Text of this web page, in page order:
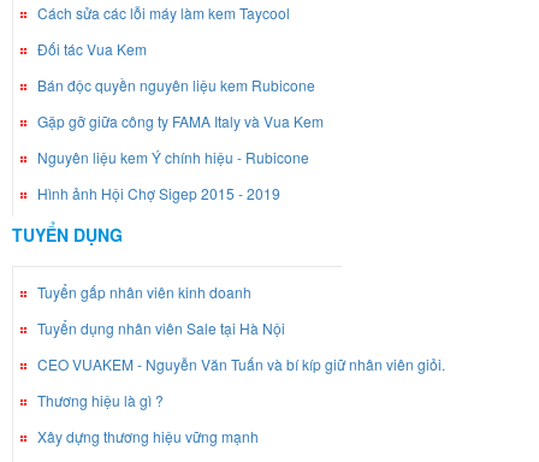
Cách sửa các lỗi máy làm kem Taycool
Đối tác Vua Kem
Bán độc quyền nguyên liệu kem Rubicone
Gặp gỡ giữa công ty FAMA Italy và Vua Kem
Nguyên liệu kem Ý chính hiệu - Rubicone
Hình ảnh Hội Chợ Sigep 2015 - 2019
TUYỂN DỤNG
Tuyển gấp nhân viên kinh doanh
Tuyển dụng nhân viên Sale tại Hà Nội
CEO VUAKEM - Nguyễn Văn Tuấn và bí kíp giữ nhân viên giỏi.
Thương hiệu là gì ?
Xây dựng thương hiệu vững mạnh